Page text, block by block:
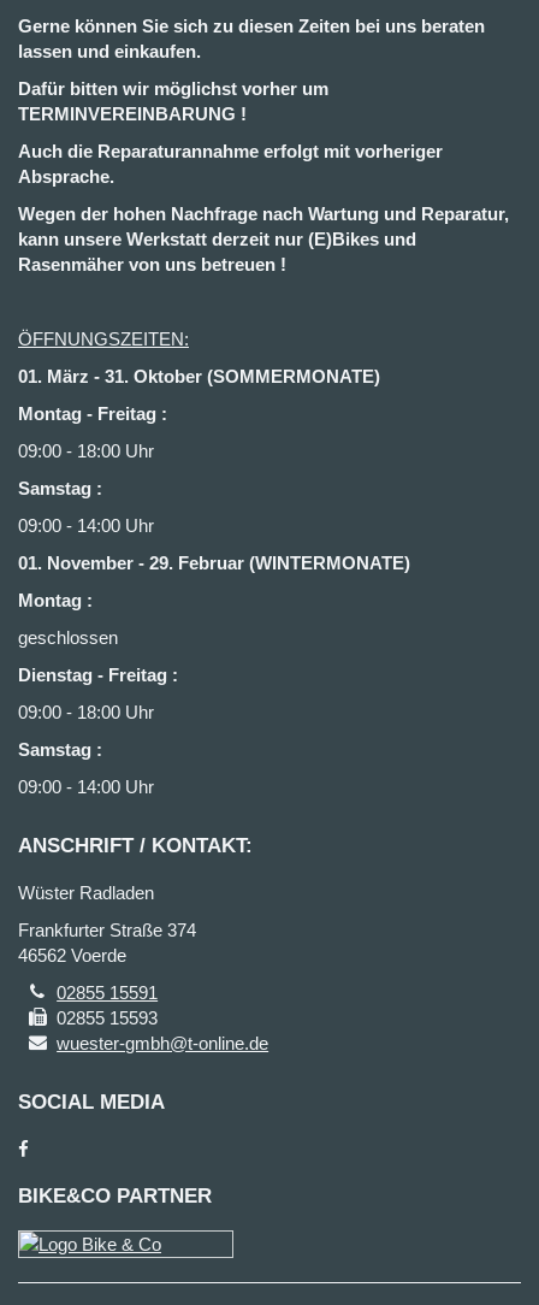
Gerne können Sie sich zu diesen Zeiten bei uns beraten
lassen und einkaufen.
Dafür bitten wir möglichst vorher um
TERMINVEREINBARUNG !
Auch die Reparaturannahme erfolgt mit vorheriger
Absprache.
Wegen der hohen Nachfrage nach Wartung und Reparatur,
kann unsere Werkstatt derzeit nur (E)Bikes und
Rasenmäher von uns betreuen !
ÖFFNUNGSZEITEN:
01. März - 31. Oktober (SOMMERMONATE)
Montag - Freitag :
09:00 - 18:00 Uhr
Samstag :
09:00 - 14:00 Uhr
01. November - 29. Februar (WINTERMONATE)
Montag :
geschlossen
Dienstag - Freitag :
09:00 - 18:00 Uhr
Samstag :
09:00 - 14:00 Uhr
ANSCHRIFT / KONTAKT:
Wüster Radladen
Frankfurter Straße 374
46562 Voerde
02855 15591
02855 15593
wuester-gmbh@t-online.de
SOCIAL MEDIA
BIKE&CO PARTNER